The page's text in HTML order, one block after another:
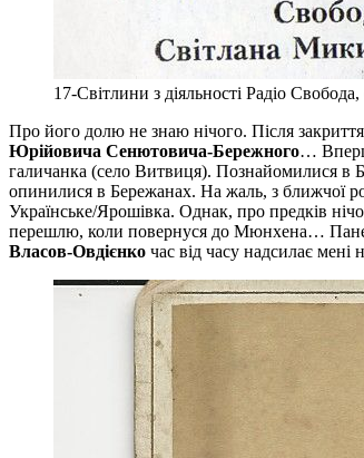
17-Світлини з діяльності Радіо
Про його долю не знаю нічого. Після
Юрійовича Сенютовича-Бережного…
галичанка (село Витвиця). Познайомилися в
опинилися в Бережанах. На жаль, з ближчої
Українське/Ярошівка. Однак, про предків
перешлю, коли повернуся до Мюнхена… Пане
Власов-Овдієнко час від часу надсилає мені